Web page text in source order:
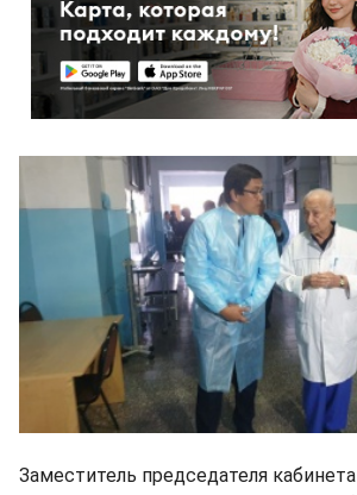
Заместитель председателя